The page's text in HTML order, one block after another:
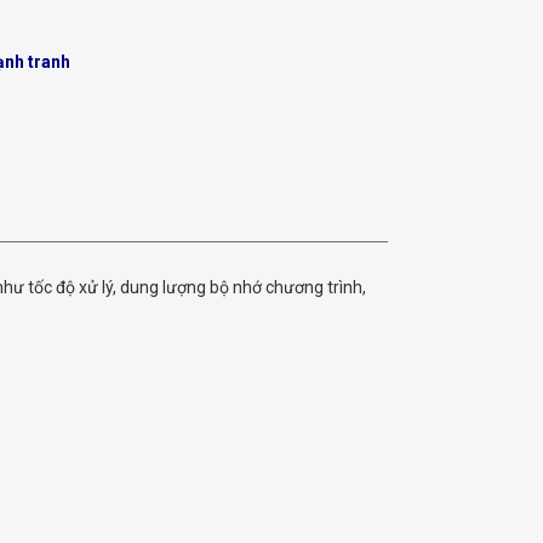
tranh
tốc độ xử lý, dung lượng bộ nhớ chương trình,